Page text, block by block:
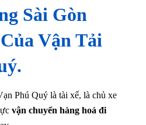
Sài Gòn
Vận Tải
Phú Quý là tài xế, là chủ xe
vận chuyển hàng hoá đi